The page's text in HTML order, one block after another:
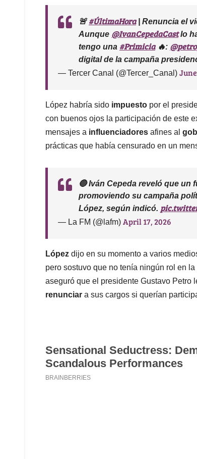
🚨#ÚltimaHora| Renuncia el
Aunque @IvanCepedaCastlo
tengo una #Primicia🔥:
digital de la campaña
— Tercer Canal (@Tercer_Canal)
López habría sido impuesto por el
con buenos ojos la participación de este
mensajes a influenciadores afines al
prácticas que había censurado en un
🔵 Iván Cepeda reveló que un
promoviendo su campaña
López, según indicó.
— La FM (@lafm) April 17, 2026
López dijo en su momento a varios
pero sostuvo que no tenía ningún rol en
aseguró que el presidente Gustavo Petro
renunciar a sus cargos si querían